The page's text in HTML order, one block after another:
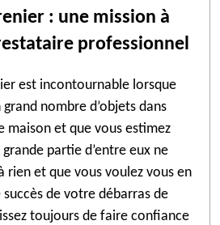
: une mission à
professionnel
est incontournable lorsque
nombre d’objets dans
maison et que vous estimez
partie d’entre eux ne
rien et que vous voulez vous en
de votre débarras de
toujours de faire confiance